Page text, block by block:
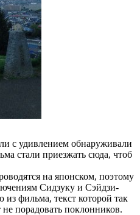
с удивлением обнаруживали
стали приезжать сюда, чтоб
на японском, поэтому
Сидзуку и Сэйдзи-
фильма, текст которой так
порадовать поклонников.